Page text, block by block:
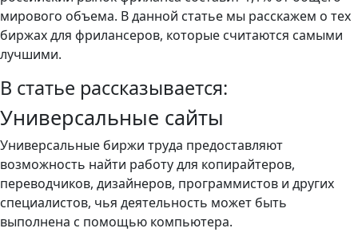
мирового объема. В данной статье мы расскажем о тех
биржах для фрилансеров, которые считаются самыми
лучшими.
В статье рассказывается:
Универсальные сайты
Универсальные биржи труда предоставляют
возможность найти работу для копирайтеров,
переводчиков, дизайнеров, программистов и других
специалистов, чья деятельность может быть
выполнена с помощью компьютера.